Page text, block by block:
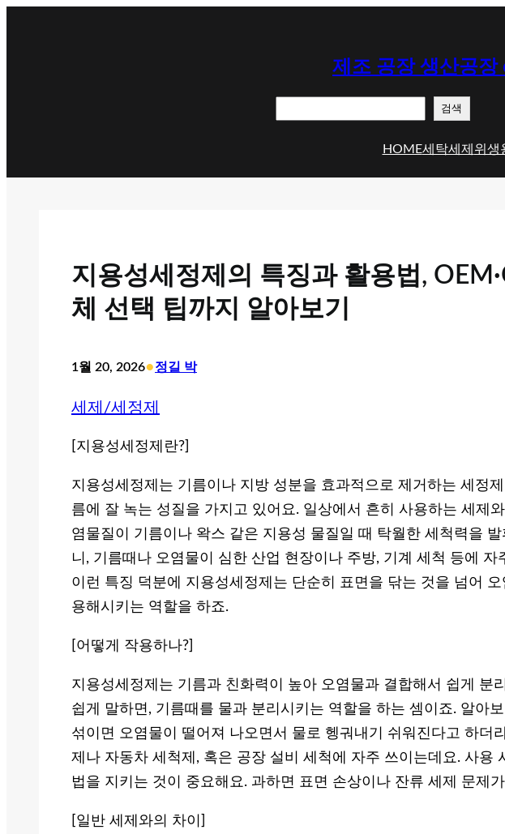
제조 공장 생산공
검색
HOME세탁세제 위생
지용성세정제의 특징과 활용법,
체 선택 팁까지 알아보기
1월 20, 2026•정길 박
세제/세정제
[지용성세정제란?]
지용성세정제는 기름이나 지방 성분을 효과적으로 제거하는 세정제
름에 잘 녹는 성질을 가지고 있어요. 일상에서 흔히 사용하는 세제
염물질이 기름이나 왁스 같은 지용성 물질일 때 탁월한 세척력을
니, 기름때나 오염물이 심한 산업 현장이나 주방, 기계 세척 등에 자
이런 특징 덕분에 지용성세정제는 단순히 표면을 닦는 것을 넘어
용해시키는 역할을 하죠.
[어떻게 작용하나?]
지용성세정제는 기름과 친화력이 높아 오염물과 결합해서 쉽게 분
쉽게 말하면, 기름때를 물과 분리시키는 역할을 하는 셈이죠. 알아
섞이면 오염물이 떨어져 나오면서 물로 헹궈내기 쉬워진다고 하더
제나 자동차 세척제, 혹은 공장 설비 세척에 자주 쓰이는데요. 사용
법을 지키는 것이 중요해요. 과하면 표면 손상이나 잔류 세제 문제
[일반 세제와의 차이]